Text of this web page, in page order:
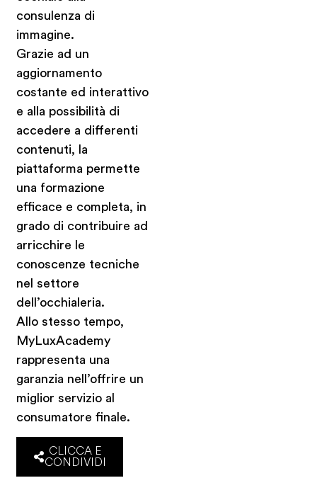
consulenza di
immagine.
Grazie ad un
aggiornamento
costante ed interattivo
e alla possibilità di
accedere a differenti
contenuti, la
piattaforma permette
una formazione
efficace e completa, in
grado di contribuire ad
arricchire le
conoscenze tecniche
nel settore
dell’occhialeria.
Allo stesso tempo,
MyLuxAcademy
rappresenta una
garanzia nell’offrire un
miglior servizio al
consumatore finale.
CLICCA E
CONDIVIDI